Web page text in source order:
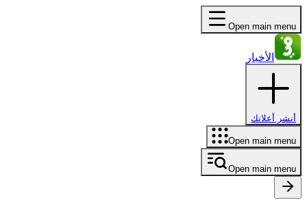
Open main menu
الأخبار
أنشر أعلانك
Open main menu
Open main menu